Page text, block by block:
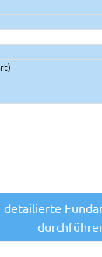
detailierte